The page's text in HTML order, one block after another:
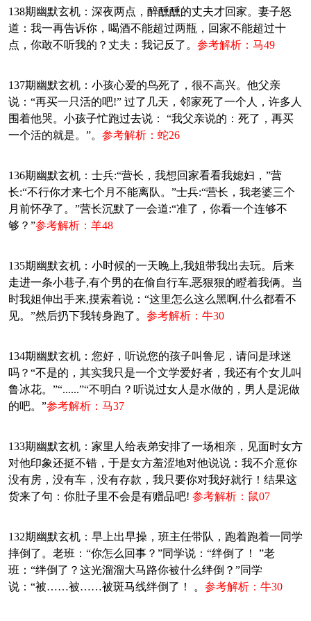
138期幽默玄机：深夜两点，醉醺醺的丈夫才回家。妻子怒
道：我一再告诉你，喝酒不能超过两瓶，回家不能超过十
点，你敢不听我的？丈夫：我记反了。 参考解析：马49
137期幽默玄机：小孩心爱的鸟死了，很不高兴。他父亲
说：“再买一只活的吧!” 过了几天，邻家死了一个人，许多人
围着他哭。小孩子忙跑过去说： “我父亲说的：死了，再买
一个活的就是。”。 参考解析：蛇26
136期幽默玄机：士兵:“营长，我想回家看看我媳妇，”营
长:“不行你才来七个月不能离队。”士兵:“营长，我老婆三个
月前怀孕了。”营长沉默了一会道:“准了，你看一个连够不
够？”参考解析：羊48
135期幽默玄机：小时候的一天晚上,我姐带我出去玩。后来
走进一条小巷子,有个男的在偷自行车,恶狠狠的瞪着我俩。当
时我姐伸出手来,摸索着说：“这里怎么这么黑啊,什么都看不
见。”然后扔下我转身跑了。 参考解析：牛30
134期幽默玄机：您好，听说您的孩子叫鲁尼，请问是球迷
吗？“不是的，其实我只是一个文学爱好者，我还有个女儿叫
鲁冰花。”“......”“不明白？听说过女人是水做的，男人是泥做
的吧。”参考解析：马37
133期幽默玄机：家里人给表弟安排了一场相亲，见面时女方
对他印象还挺不错，于是女方羞涩地对他说说：我不介意你
没有房，没有车，没有存款，我只要你对我好就行！结果这
货来了句：你肚子里不会是有赠品吧! 参考解析：鼠07
132期幽默玄机：早上出早操，班主任带队，跑着跑着一同学
摔倒了。老班：“你怎么回事？”同学说：“绊倒了！ ”老
班：“绊倒了？这光溜溜大马路你被什么绊倒？”同学
说：“被……被……被斑马线绊倒了！ 。 参考解析：牛30